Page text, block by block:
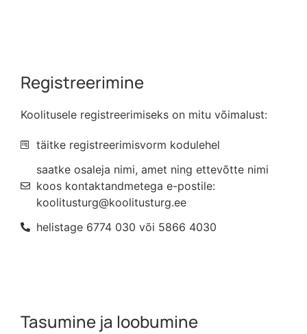
Registreerimine
Koolitusele registreerimiseks on mitu võimalust:
täitke registreerimisvorm kodulehel
saatke osaleja nimi, amet ning ettevõtte nimi
koos kontaktandmetega e-postile:
koolitusturg@koolitusturg.ee
helistage 6774 030 või 5866 4030
Tasumine ja loobumine